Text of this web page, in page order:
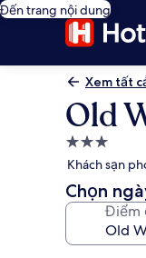
Đến trang nội dung
Xem tất
Old
Nơi
lưu
trú
3.0
Khách sạn
Chọn
Điểm